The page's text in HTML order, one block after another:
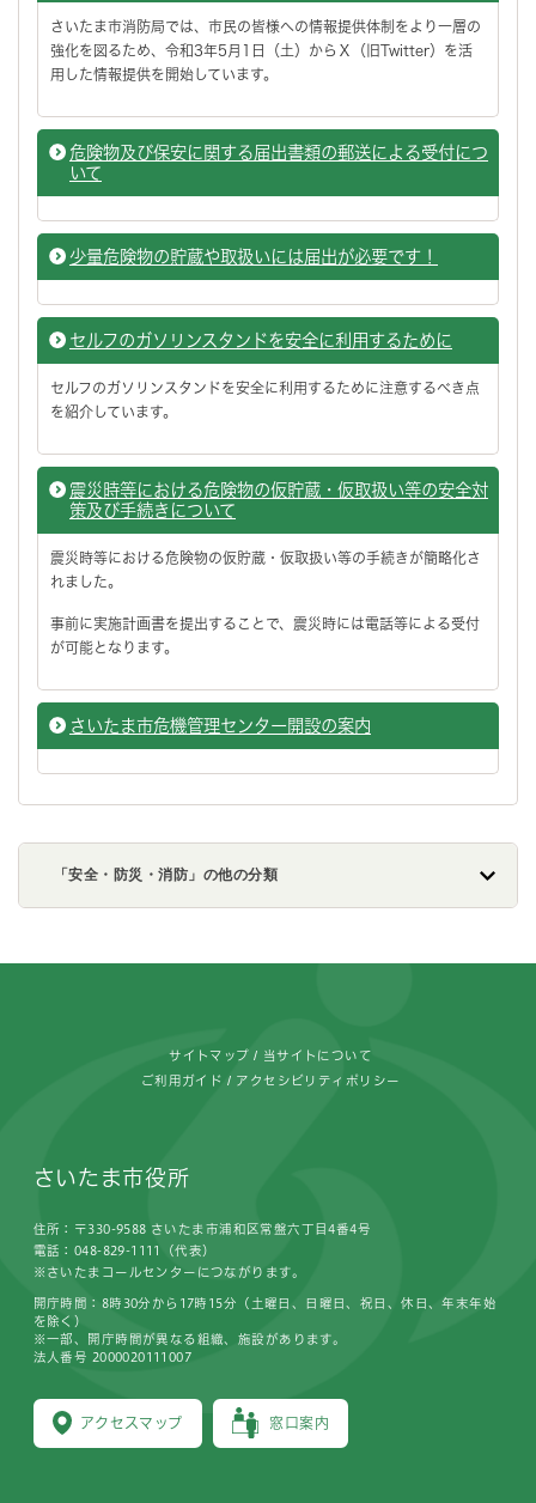
さいたま市消防局では、市民の皆様への情報提供体制をより一層の
強化を図るため、令和3年5月1日（土）からＸ（旧Twitter）を活
用した情報提供を開始しています。
危険物及び保安に関する届出書類の郵送による受付につ
いて
少量危険物の貯蔵や取扱いには届出が必要です！
セルフのガソリンスタンドを安全に利用するために
セルフのガソリンスタンドを安全に利用するために注意するべき点
を紹介しています。
震災時等における危険物の仮貯蔵・仮取扱い等の安全対
策及び手続きについて
震災時等における危険物の仮貯蔵・仮取扱い等の手続きが簡略化さ
れました。
事前に実施計画書を提出することで、震災時には電話等による受付
が可能となります。
さいたま市危機管理センター開設の案内
「安全・防災・消防」の他の分類
サイトマップ 当サイトについて
ご利用ガイド アクセシビリティポリシー
さいたま市役所
住所：〒330-9588 さいたま市浦和区常盤六丁目4番4号
電話：048-829-1111（代表）
※さいたまコールセンターにつながります。
アクセスマップ 窓口案内
開庁時間：8時30分から17時15分（土曜日、日曜日、祝日、休日、年末年始
を除く）
※一部、開庁時間が異なる組織、施設があります。
法人番号 2000020111007